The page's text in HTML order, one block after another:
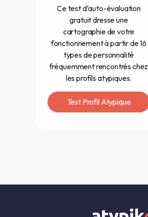
Ce test d’auto-évaluation
gratuit dresse une
cartographie de votre
fonctionnement à partir de 16
types de personnalité
fréquemment rencontrés chez
les profils atypiques.
Test Profil Atypique